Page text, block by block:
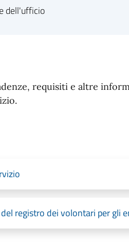
dell'ufficio
requisiti e altre
registro dei volontari per gli